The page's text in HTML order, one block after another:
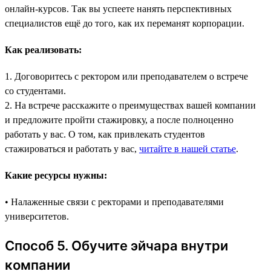
онлайн-курсов. Так вы успеете нанять перспективных
специалистов ещё до того, как их переманят корпорации.
Как реализовать:
1. Договоритесь с ректором или преподавателем о встрече
со студентами.
2. На встрече расскажите о преимуществах вашей компании
и предложите пройти стажировку, а после полноценно
работать у вас. О том, как привлекать студентов
стажироваться и работать у вас, читайте в нашей статье.
Какие ресурсы нужны:
• Налаженные связи с ректорами и преподавателями
университетов.
Способ 5. Обучите эйчара внутри
компании